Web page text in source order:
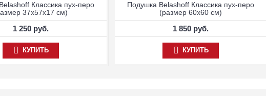
Классика пух-перо
37х57х17 см)
1 250 руб.
КУПИТЬ
Подушка Belashoff Классика пух-перо
(размер 60х60 см)
1 850 руб.
КУПИТЬ